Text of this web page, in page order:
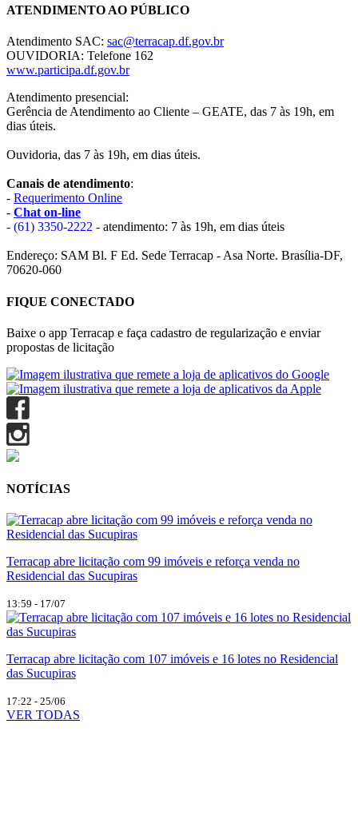
ATENDIMENTO AO PÚBLICO
Atendimento SAC: sac@terracap.df.gov.br
OUVIDORIA: Telefone 162
www.participa.df.gov.br
Atendimento presencial:
Gerência de Atendimento ao Cliente – GEATE, das 7 às 19h, em
dias úteis.
Ouvidoria, das 7 às 19h, em dias úteis.
Canais de atendimento:
- Requerimento Online
- Chat on-line
- (61) 3350-2222 - atendimento: 7 às 19h, em dias úteis
Endereço: SAM Bl. F Ed. Sede Terracap - Asa Norte. Brasília-DF,
70620-060
FIQUE CONECTADO
Baixe o app Terracap e faça cadastro de regularização e enviar
propostas de licitação
NOTÍCIAS
Terracap abre licitação com 99 imóveis e reforça venda no
Residencial das Sucupiras
13:59 - 17/07
Terracap abre licitação com 107 imóveis e 16 lotes no Residencial
das Sucupiras
17:22 - 25/06
VER TODAS